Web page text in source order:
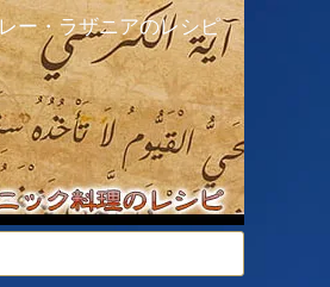
ー・ラザニアのレシピ